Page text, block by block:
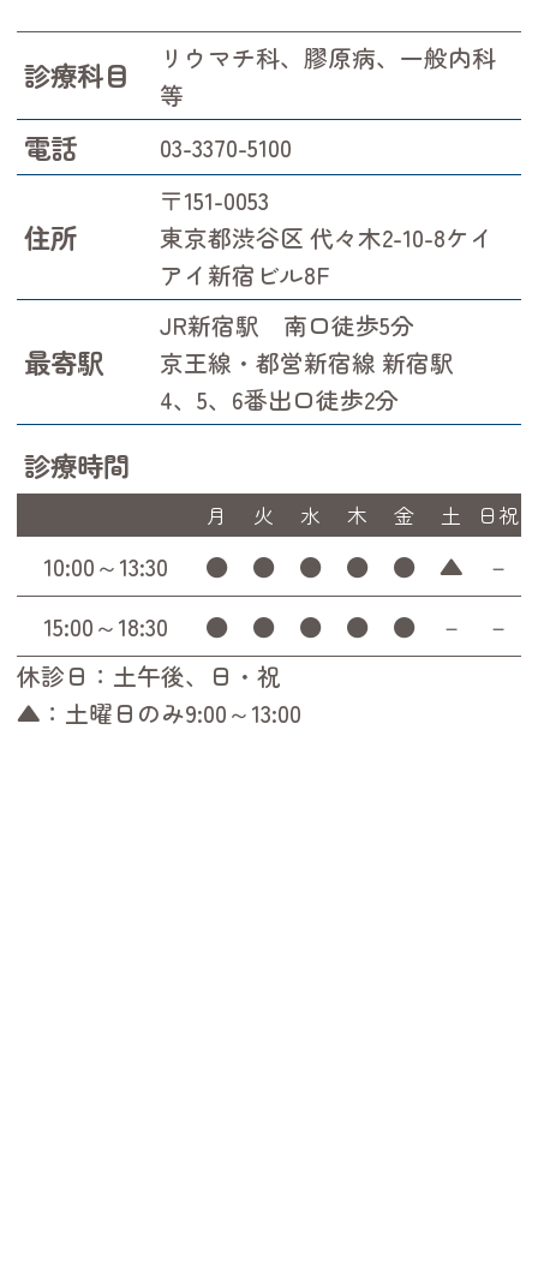
診療科目
リウマチ科、膠原病、一般内科
等
電話 03-3370-5100
住所
〒151-0053
東京都渋谷区 代々木2-10-8ケイ
アイ新宿ビル8F
最寄駅
JR新宿駅 南口徒歩5分
京王線・都営新宿線 新宿駅
4、5、6番出口徒歩2分
診療時間
月 火 水 木 金 土 日祝
10:00～13:30 ● ● ● ● ● ▲
－
15:00～18:30
● ● ● ● ● －
－
休診日：土午後、日・祝
▲：土曜日のみ9:00～13:00